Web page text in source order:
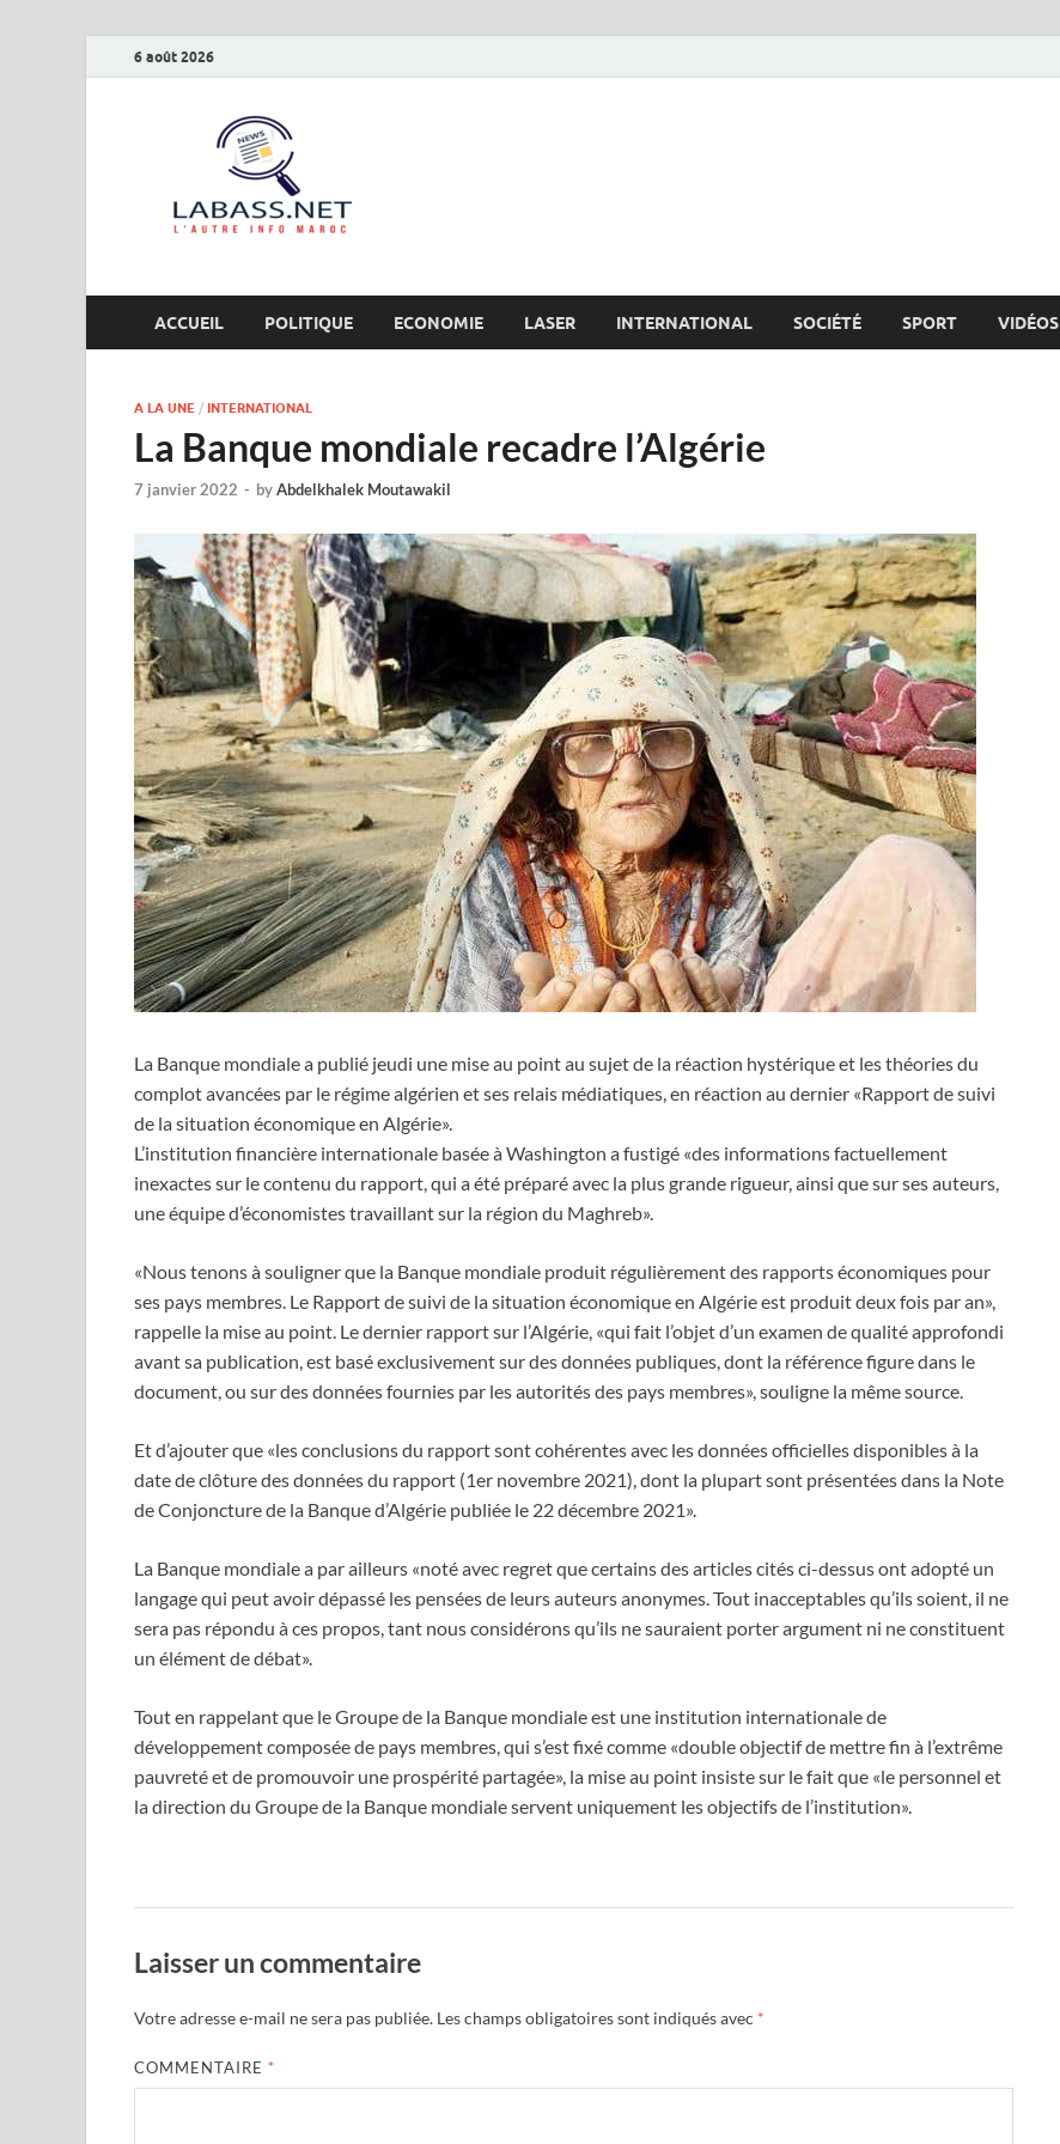
6 août 2026
ACCUEIL POLITIQUE ECONOMIE LASER INTERNATIONAL SOCIÉTÉ SPORT VIDÉOS
A LA UNE / INTERNATIONAL
La Banque mondiale recadre l’Algérie
7 janvier 2022 - byAbdelkhalek Moutawakil
La Banque mondiale a publié jeudi une mise au point au sujet de la réaction hystérique et les théories du
complot avancées par le régime algérien et ses relais médiatiques, en réaction au dernier «Rapport de suivi
de la situation économique en Algérie».
L’institution financière internationale basée à Washington a fustigé «des informations factuellement
inexactes sur le contenu du rapport, qui a été préparé avec la plus grande rigueur, ainsi que sur ses auteurs,
une équipe d’économistes travaillant sur la région du Maghreb».
«Nous tenons à souligner que la Banque mondiale produit régulièrement des rapports économiques pour
ses pays membres. Le Rapport de suivi de la situation économique en Algérie est produit deux fois par an»,
rappelle la mise au point. Le dernier rapport sur l’Algérie, «qui fait l’objet d’un examen de qualité approfondi
avant sa publication, est basé exclusivement sur des données publiques, dont la référence figure dans le
document, ou sur des données fournies par les autorités des pays membres», souligne la même source.
Et d’ajouter que «les conclusions du rapport sont cohérentes avec les données officielles disponibles à la
date de clôture des données du rapport (1er novembre 2021), dont la plupart sont présentées dans la Note
de Conjoncture de la Banque d’Algérie publiée le 22 décembre 2021».
La Banque mondiale a par ailleurs «noté avec regret que certains des articles cités ci-dessus ont adopté un
langage qui peut avoir dépassé les pensées de leurs auteurs anonymes. Tout inacceptables qu’ils soient, il ne
sera pas répondu à ces propos, tant nous considérons qu’ils ne sauraient porter argument ni ne constituent
un élément de débat».
Tout en rappelant que le Groupe de la Banque mondiale est une institution internationale de
développement composée de pays membres, qui s’est fixé comme «double objectif de mettre fin à l’extrême
pauvreté et de promouvoir une prospérité partagée», la mise au point insiste sur le fait que «le personnel et
la direction du Groupe de la Banque mondiale servent uniquement les objectifs de l’institution».
Laisser un commentaire
Votre adresse e-mail ne sera pas publiée. Les champs obligatoires sont indiqués avec *
COMMENTAIRE *